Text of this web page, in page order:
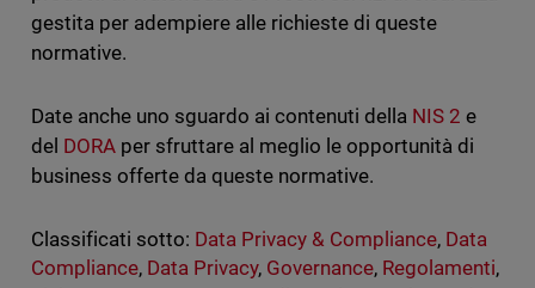
gestita per adempiere alle richieste di queste
normative.
Date anche uno sguardo ai contenuti della NIS 2 e
del DORAper sfruttare al meglio le opportunità di
business offerte da queste normative.
Classificati sotto: Data Privacy & Compliance, Data
Compliance, Data Privacy, Governance, Regolamenti,